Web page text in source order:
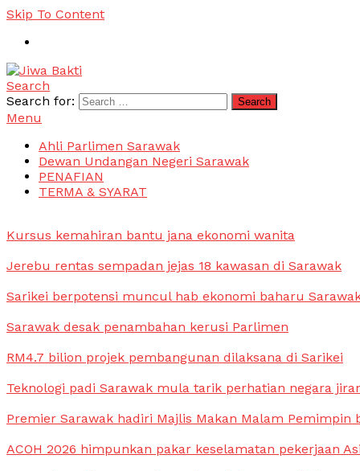
Skip To Content
Jiwa Bakti
Suara PBB Sarawak
Search
Search for:
Menu
Ahli Parlimen Sarawak
Dewan Undangan Negeri Sarawak
PENAFIAN
TERMA & SYARAT
Kursus kemahiran bantu jana ekonomi wanita
Jerebu rentas sempadan jejas 18 kawasan di Sarawak
Sarikei berpotensi muncul hab ekonomi baharu
Sarawak desak penambahan kerusi Parlimen
RM4.7 bilion projek pembangunan dilaksana di Sarikei
Teknologi padi Sarawak mula tarik perhatian negara
Premier Sarawak hadiri Majlis Makan Malam Pemimpin
ACOH 2026 himpunkan pakar keselamatan pekerjaan